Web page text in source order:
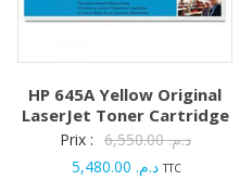
HP 645A Yellow Original
LaserJet Toner Cartridge
Prix : د.م.6,550.00
Le
د.م.5,480.00 Le
TTC